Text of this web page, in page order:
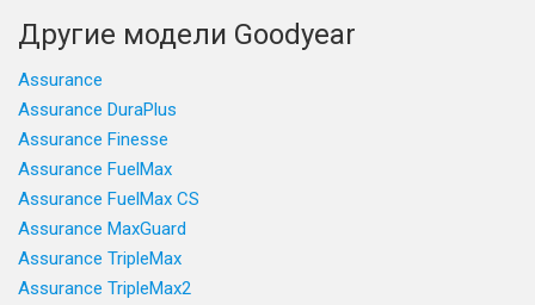
Другие модели Goodyear
Assurance
Assurance DuraPlus
Assurance Finesse
Assurance FuelMax
Assurance FuelMax CS
Assurance MaxGuard
Assurance TripleMax
Assurance TripleMax2